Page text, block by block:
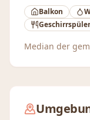
Balkon
Geschirrspüler
Median der